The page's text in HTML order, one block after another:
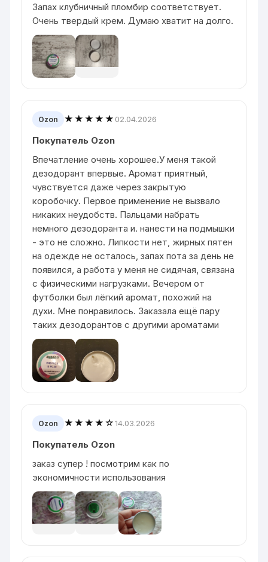
Запах клубничный пломбир соответствует.
Очень твердый крем. Думаю хватит на долго.
Ozon ★★★★★ 02.04.2026
Покупатель Ozon
Впечатление очень хорошее.У меня такой
дезодорант впервые. Аромат приятный,
чувствуется даже через закрытую
коробочку. Первое применение не вызвало
никаких неудобств. Пальцами набрать
немного дезодоранта и. нанести на подмышки
- это не сложно. Липкости нет, жирных пятен
на одежде не осталось, запах пота за день не
появился, а работа у меня не сидячая, связана
с физическими нагрузками. Вечером от
футболки был лёгкий аромат, похожий на
духи. Мне понравилось. Заказала ещё пару
таких дезодорантов с другими ароматами
Ozon ★★★★☆14.03.2026
Покупатель Ozon
заказ супер ! посмотрим как по
экономичности использования